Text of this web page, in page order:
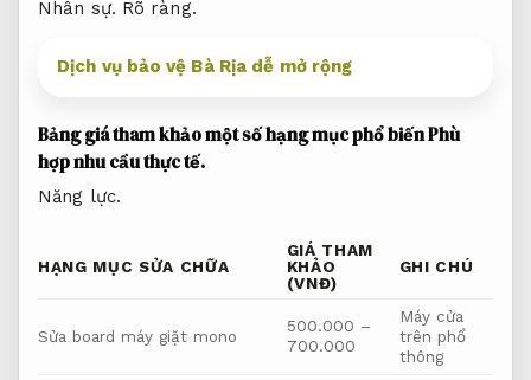
Nhân sự. Rõ ràng.
Dịch vụ bảo vệ Bà Rịa dễ mở rộng
Bảng giá tham khảo một số hạng mục phổ biếnPhù
hợp nhu cầu thực tế.
Năng lực.
HẠNG MỤC SỬA CHỮA
GIÁ THAM
KHẢO
(VNĐ)
GHI CHÚ
Sửa board máy giặt mono
500.000 –
700.000
Máy cửa
trên phổ
thông